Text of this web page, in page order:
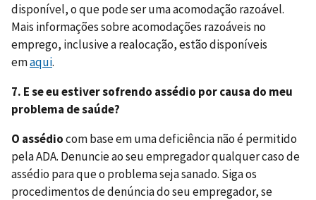
disponível, o que pode ser uma acomodação razoável.
Mais informações sobre acomodações razoáveis no
emprego, inclusive a realocação, estão disponíveis
emaqui.
7. E se eu estiver sofrendo assédio por causa do meu
problema de saúde?
O assédiocom base em uma deficiência não é permitido
pela ADA. Denuncie ao seu empregador qualquer caso de
assédio para que o problema seja sanado. Siga os
procedimentos de denúncia do seu empregador, se